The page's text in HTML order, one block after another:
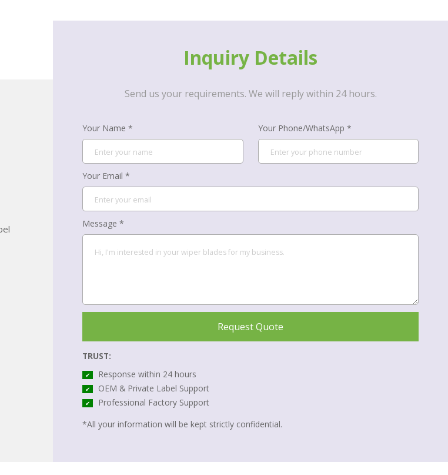
Inquiry Details
Send us your requirements. We will reply within 24 hours.
Your Name * Your Phone/WhatsApp *
Your Email *
Message *
Request Quote
TRUST:
✔ Response within 24 hours
✔ OEM & Private Label Support
✔
Professional Factory Support
*All your information will be kept strictly confidential.